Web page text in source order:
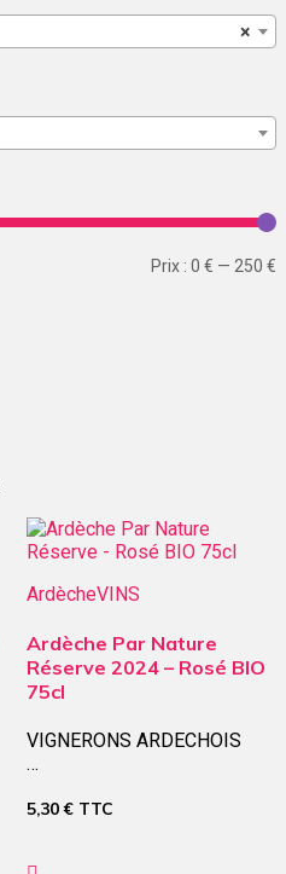
×
Prix : 0 € — 250 €
ArdècheVINS
Ardèche Par Nature
Réserve 2024 – Rosé BIO
75cl
VIGNERONS ARDECHOIS
…
5,30€TTC